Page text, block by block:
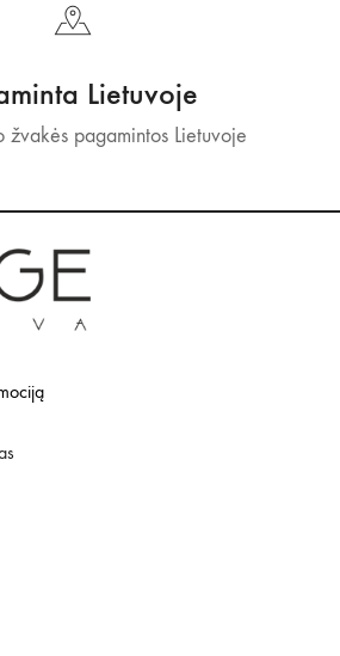
Lietuvoje
žvakės pagamintos Lietuvoje